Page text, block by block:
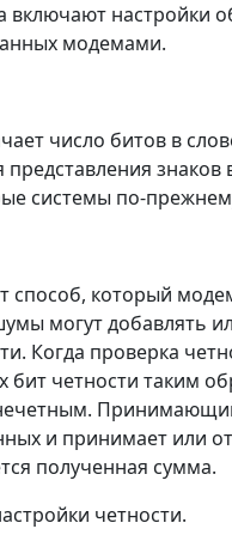
настройки
модемами.
число битов в
системы по-
способ, который
могут добавлять
Когда проверка
бит четности таким
и принимает или
полученная сумма.
четности.